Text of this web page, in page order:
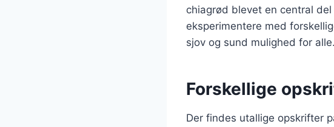
chiagrød blevet en central
eksperimentere med
sjov og sund mulighed for alle.
Forskellige
Der findes utallige opskrifter